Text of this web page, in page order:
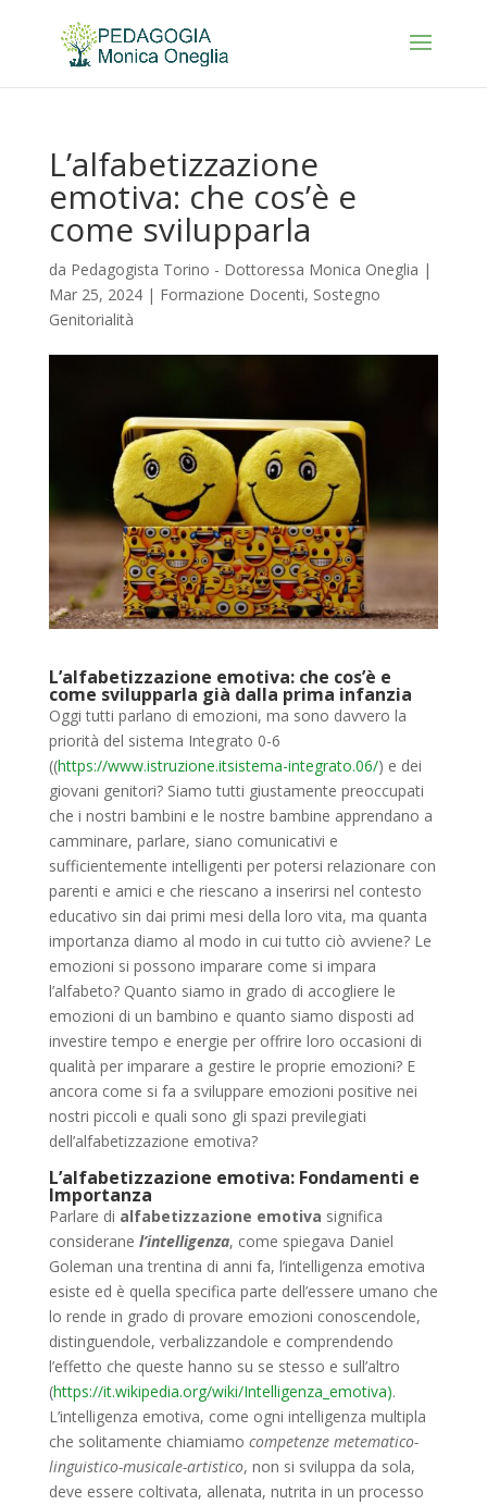
L’alfabetizzazione
emotiva: che cos’è e
come svilupparla
da Pedagogista Torino - Dottoressa Monica Oneglia |
Mar 25, 2024| Formazione Docenti, Sostegno
Genitorialità
L’alfabetizzazione emotiva: che cos’è e
come svilupparla già dalla prima infanzia
Oggi tutti parlano di emozioni, ma sono davvero la
priorità del sistema Integrato 0-6
((https://www.istruzione.itsistema-integrato.06/) e dei
giovani genitori? Siamo tutti giustamente preoccupati
che i nostri bambini e le nostre bambine apprendano a
camminare, parlare, siano comunicativi e
sufficientemente intelligenti per potersi relazionare con
parenti e amici e che riescano a inserirsi nel contesto
educativo sin dai primi mesi della loro vita, ma quanta
importanza diamo al modo in cui tutto ciò avviene? Le
emozioni si possono imparare come si impara
l’alfabeto? Quanto siamo in grado di accogliere le
emozioni di un bambino e quanto siamo disposti ad
investire tempo e energie per offrire loro occasioni di
qualità per imparare a gestire le proprie emozioni? E
ancora come si fa a sviluppare emozioni positive nei
nostri piccoli e quali sono gli spazi previlegiati
dell’alfabetizzazione emotiva?
L’alfabetizzazione emotiva: Fondamenti e
Importanza
Parlare di alfabetizzazione emotiva significa
considerane l’intelligenza, come spiegava Daniel
Goleman una trentina di anni fa, l’intelligenza emotiva
esiste ed è quella specifica parte dell’essere umano che
lo rende in grado di provare emozioni conoscendole,
distinguendole, verbalizzandole e comprendendo
l’effetto che queste hanno su se stesso e sull’altro
(https://it.wikipedia.org/wiki/Intelligenza_emotiva).
L’intelligenza emotiva, come ogni intelligenza multipla
che solitamente chiamiamo competenze metematico-
linguistico-musicale-artistico, non si sviluppa da sola,
deve essere coltivata, allenata, nutrita in un processo